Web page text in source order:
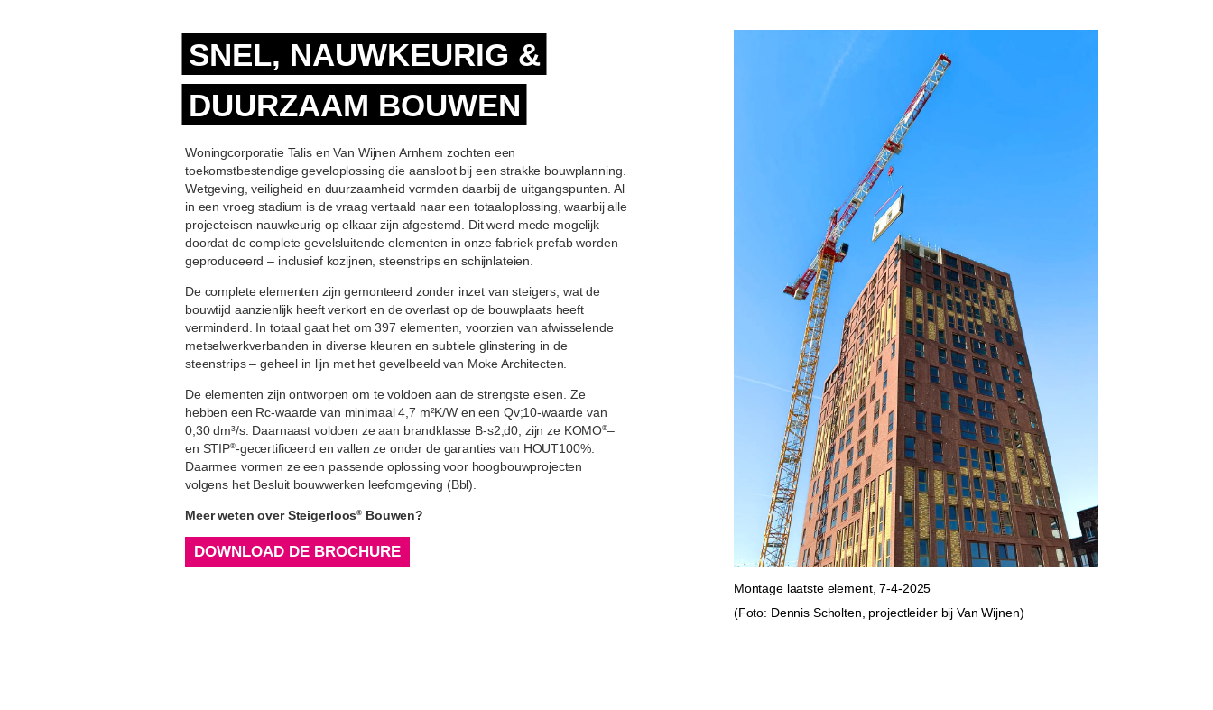
Montage laatste element, 7-4-2025
(Foto: Dennis Scholten, projectleider bij Van Wijnen)
SNEL, NAUWKEURIG &
DUURZAAM BOUWEN
Woningcorporatie Talis en Van Wijnen Arnhem zochten een
toekomstbestendige geveloplossing die aansloot bij een strakke bouwplanning.
Wetgeving, veiligheid en duurzaamheid vormden daarbij de uitgangspunten. Al
in een vroeg stadium is de vraag vertaald naar een totaaloplossing, waarbij alle
projecteisen nauwkeurig op elkaar zijn afgestemd. Dit werd mede mogelijk
doordat de complete gevelsluitende elementen in onze fabriek prefab worden
geproduceerd – inclusief kozijnen, steenstrips en schijnlateien.
De complete elementen zijn gemonteerd zonder inzet van steigers, wat de
bouwtijd aanzienlijk heeft verkort en de overlast op de bouwplaats heeft
verminderd. In totaal gaat het om 397 elementen, voorzien van afwisselende
metselwerkverbanden in diverse kleuren en subtiele glinstering in de
steenstrips – geheel in lijn met het gevelbeeld van Moke Architecten.
De elementen zijn ontworpen om te voldoen aan de strengste eisen. Ze
hebben een Rc-waarde van minimaal 4,7 m²K/W en een Qv;10-waarde van
0,30 dm³/s. Daarnaast voldoen ze aan brandklasse B-s2,d0, zijn ze KOMO®–
en STIP®-gecertificeerd en vallen ze onder de garanties van HOUT100%.
Daarmee vormen ze een passende oplossing voor hoogbouwprojecten
volgens het Besluit bouwwerken leefomgeving (Bbl).
Meer weten over Steigerloos® Bouwen?
DOWNLOAD DE BROCHURE